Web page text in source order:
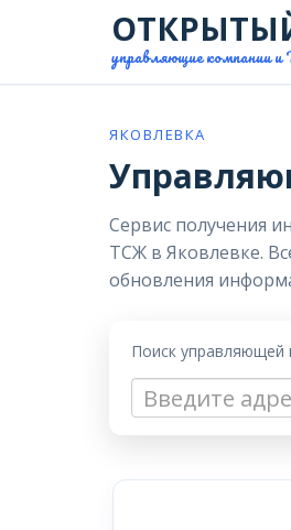
управляющие
ЯКОВЛЕВКА
Сервис получения
ТСЖ в Яковлевке.
обновления
Поиск управляющей